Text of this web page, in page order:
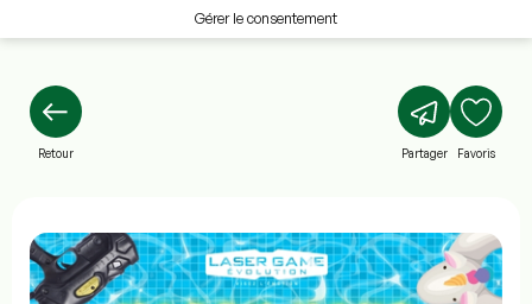
Gérer le consentement
Retour Partager Favoris